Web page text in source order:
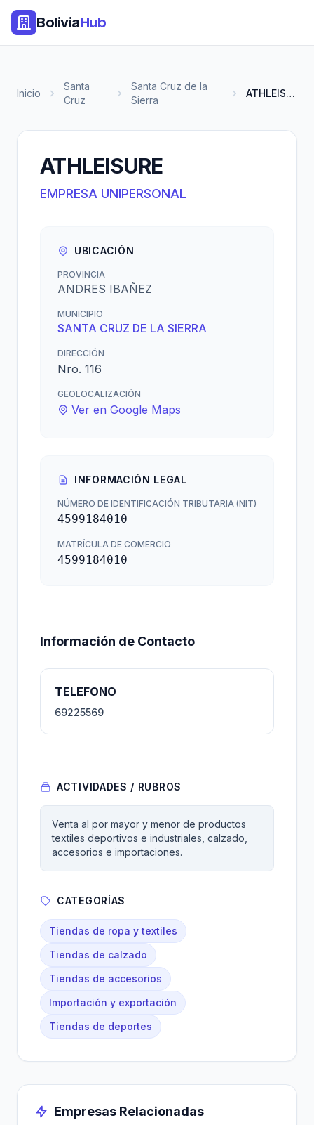
BoliviaHub
Inicio
Santa
Cruz
Santa Cruz de la
Sierra
ATHLEISURE
ATHLEISURE
EMPRESA UNIPERSONAL
UBICACIÓN
PROVINCIA
ANDRES IBAÑEZ
MUNICIPIO
SANTA CRUZ DE LA SIERRA
DIRECCIÓN
Nro. 116
GEOLOCALIZACIÓN
Ver en Google Maps
INFORMACIÓN LEGAL
NÚMERO DE IDENTIFICACIÓN TRIBUTARIA (NIT)
4599184010
MATRÍCULA DE COMERCIO
4599184010
Información de Contacto
TELEFONO
69225569
ACTIVIDADES / RUBROS
Venta al por mayor y menor de productos
textiles deportivos e industriales, calzado,
accesorios e importaciones.
CATEGORÍAS
Tiendas de ropa y textiles
Tiendas de calzado
Tiendas de accesorios
Importación y exportación
Tiendas de deportes
Empresas Relacionadas